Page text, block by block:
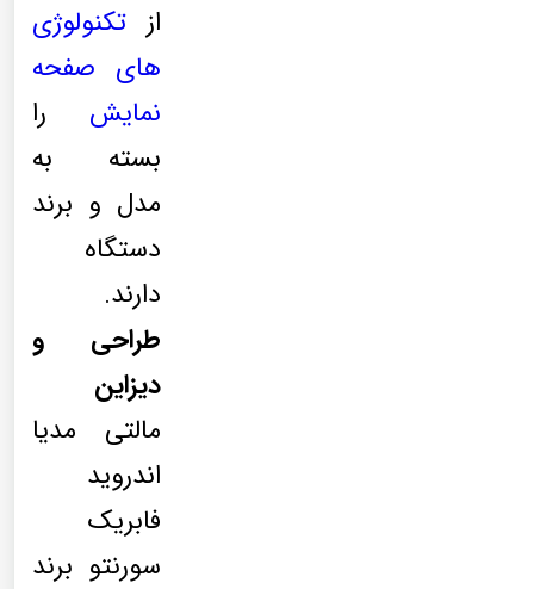
از تکنولوژی
های صفحه
نمایش را
بسته به
مدل و برند
دستگاه
دارند.
طراحی و
دیزاین
مالتی مدیا
اندروید
فابریک
سورنتو برند